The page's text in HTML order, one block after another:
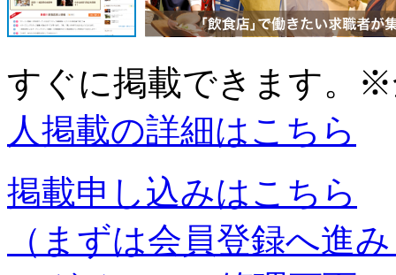
すぐに掲載できます。
※
人掲載の詳細はこちら
掲載申し込みはこちら
（まずは会員登録へ進